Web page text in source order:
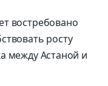
востребовано
росту
между Астаной и